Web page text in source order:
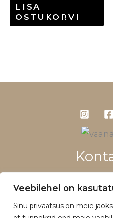
Veebilehel on
Sinu privaatsus on meie
LISA
OSTUKORVI
+372
Müügitingimused